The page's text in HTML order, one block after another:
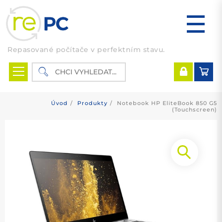
content
Repasované počítače v perfektním stavu.
Úvod Produkty
Notebook HP EliteBook 850 G5
(Touchscreen)